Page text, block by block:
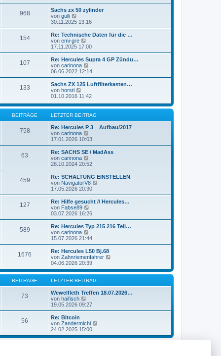
r
a
968
Sachs zx 50 zylinder
von gulli
e
u
e
s
r
B
e
i
r
a
g
30.11.2025 13:16
154
Re: Technische Daten für die …
von emi-gre
e
u
e
s
t
r
B
e
i
t
r
a
g
17.11.2025 17:00
107
Re: Hercules Supra 4 GP Zündu…
von carinona
e
u
e
t
r
B
e
t
r
a
g
06.06.2022 12:14
133
Sachs ZX 125 Luftfilterkasten…
von horsti
e
e
s
e
r
B
e
i
t
r
a
g
01.10.2016 11:42
BEITRÄGE LETZTER BEITRAG
758
Re: Hercules P 3 _ Aufbau/2017
von carinona
e
u
e
t
r
B
e
i
r
g
17.01.2026 10:03
63
Re: SACHS SE / MadAss
von carinona
e
u
e
s
t
r
B
e
i
r
g
28.10.2024 20:52
459
Re: SCHALTUNG EINSTELLEN
von NavigatorV8
u
e
r
B
r
a
17.05.2026 20:30
127
Re: Hilfe gesucht // Hercules…
von Fabse89
e
u
e
s
t
r
B
e
i
t
r
a
g
03.07.2026 16:26
589
Re: Hercules Typ 215 216 Teil…
von carinona
e
u
e
s
t
r
B
e
i
r
15.07.2026 21:44
1676
Re: Hercules L50 Bj.68
von Zahnriemenfahrer
u
e
t
e
e
g
04.06.2026 20:39
BEITRÄGE LETZTER BEITRAG
73
Wewelfleth Treffen 18.07.2026…
von haifisch
e
u
s
t
r
19.05.2026 09:27
56
Re: Bitcoin
von Zandermichi
u
24.02.2025 15:00